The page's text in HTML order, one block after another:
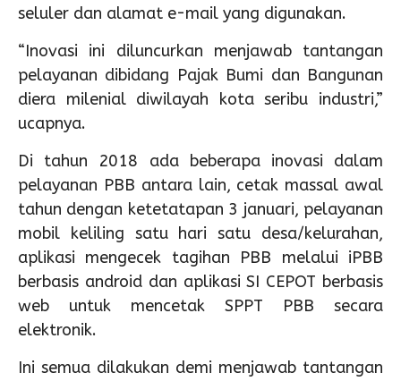
seluler dan alamat e-mail yang digunakan.
“Inovasi ini diluncurkan menjawab tantangan
pelayanan dibidang Pajak Bumi dan Bangunan
diera milenial diwilayah kota seribu industri,”
ucapnya.
Di tahun 2018 ada beberapa inovasi dalam
pelayanan PBB antara lain, cetak massal awal
tahun dengan ketetatapan 3 januari, pelayanan
mobil keliling satu hari satu desa/kelurahan,
aplikasi mengecek tagihan PBB melalui iPBB
berbasis android dan aplikasi SI CEPOT berbasis
web untuk mencetak SPPT PBB secara
elektronik.
Ini semua dilakukan demi menjawab tantangan